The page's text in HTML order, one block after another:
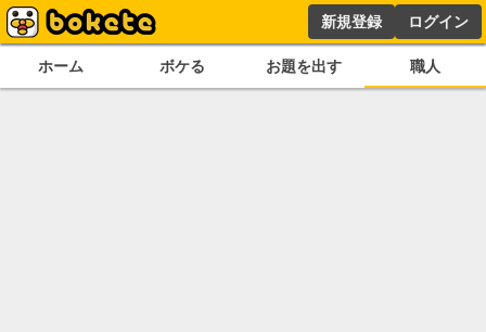
新規登録 ログイン
ホーム ボケる お題を出す 職人